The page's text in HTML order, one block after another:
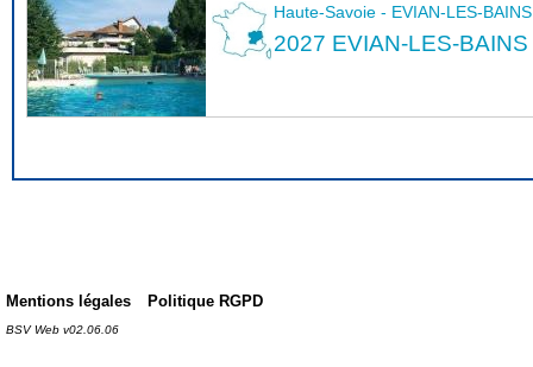
Haute-Savoie - EVIAN-LES-BAINS
2027 EVIAN-LES-BAINS
Mentions légales Politique RGPD
BSV Web v02.06.06